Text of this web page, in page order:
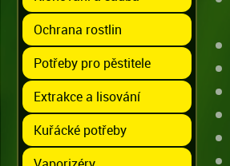
Ochrana rostlin
Potřeby pro pěstitele
Extrakce a lisování
Kuřácké potřeby